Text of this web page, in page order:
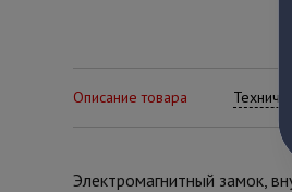
Описание товара
Электромагнитный замок,